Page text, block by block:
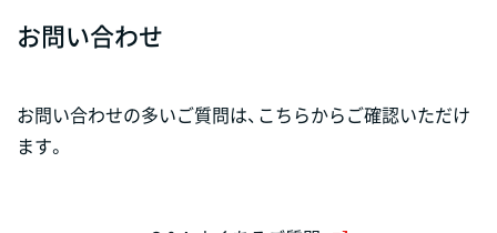
お問い合わせ
お問い合わせの多いご質問は、こちらからご確認いただけ
ます。